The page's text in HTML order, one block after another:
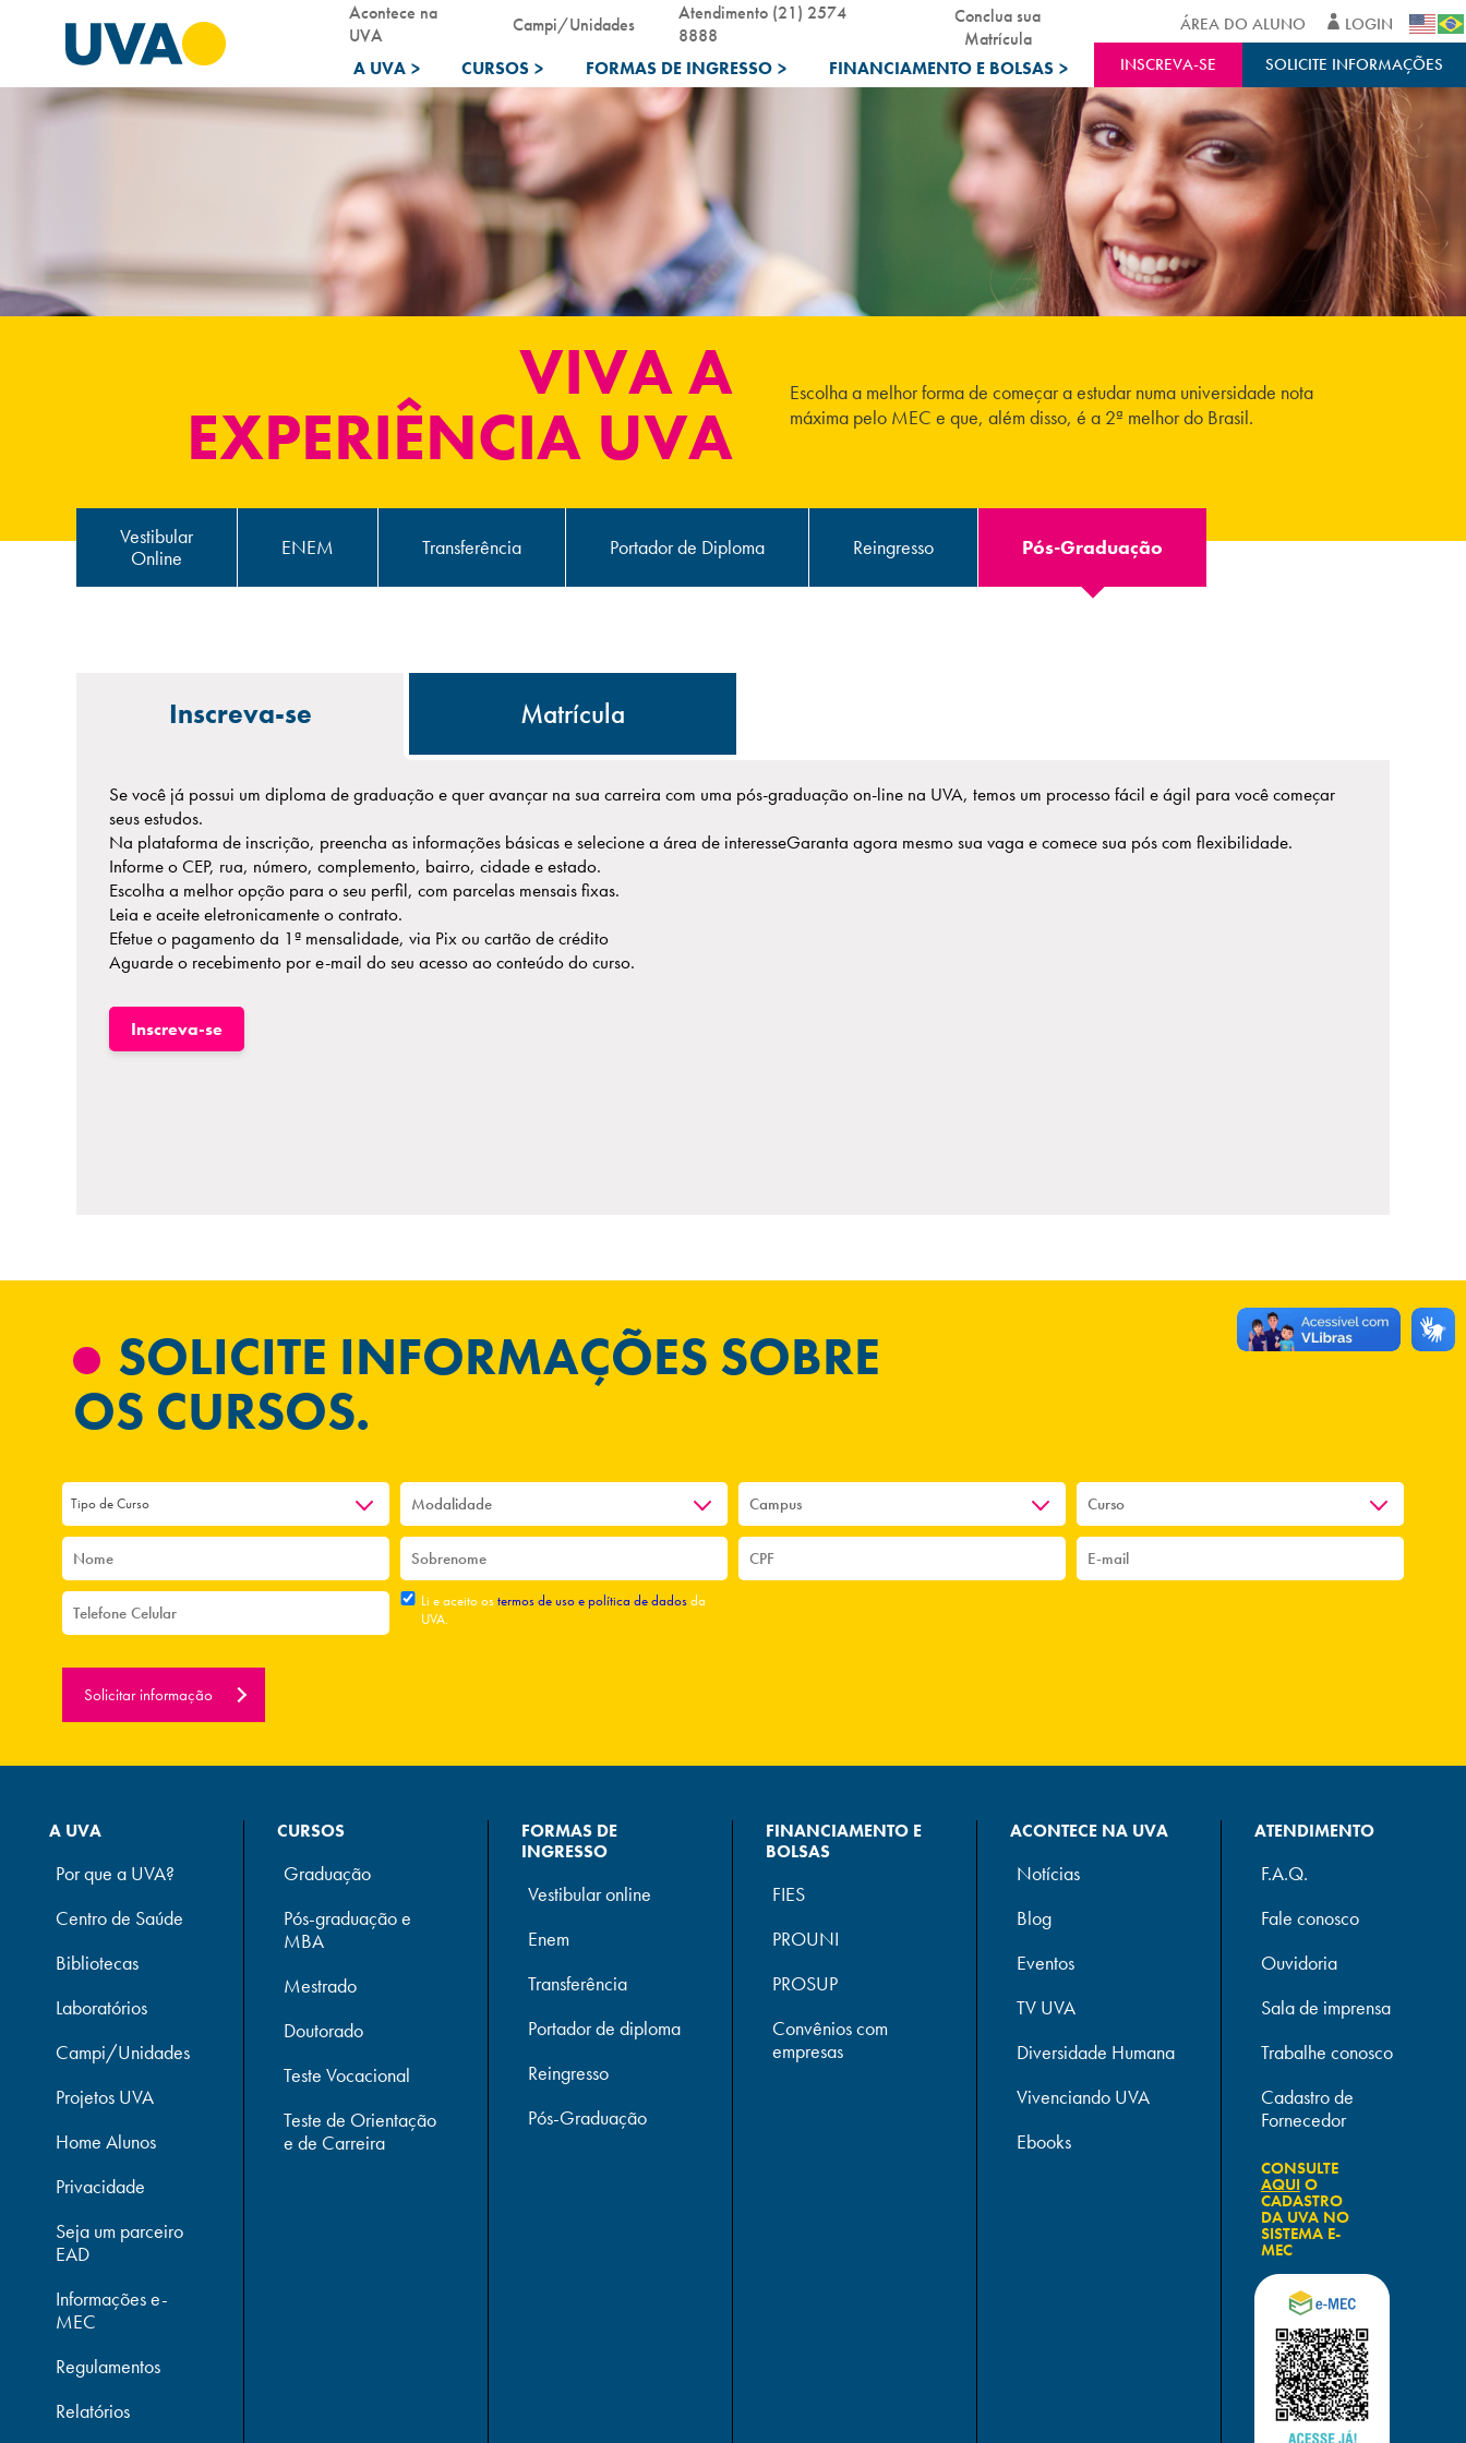
A UVA > CURSOS > FORMAS DE INGRESSO > FINANCIAMENTO E BOLSAS >
Acontece na
UVA
Campi/Unidades
Atendimento (21) 2574
8888
Conclua sua
Matrícula
INSCREVA-SE SOLICITE INFORMAÇÕES
ÁREA DO ALUNO LOGIN
VIVA A
EXPERIÊNCIA UVA
Escolha a melhor forma de começar a estudar numa universidade nota
máxima pelo MEC e que, além disso, é a 2ª melhor do Brasil.
Vestibular
Online
ENEM Transferência Portador de Diploma Reingresso Pós-Graduação
Inscreva-se Matrícula
Se você já possui um diploma de graduação e quer avançar na sua carreira com uma pós-graduação on-line na UVA, temos um processo fácil e ágil para você começar
seus estudos.
Na plataforma de inscrição, preencha as informações básicas e selecione a área de interesse
Informe o CEP, rua, número, complemento, bairro, cidade e estado.
Escolha a melhor opção para o seu perfil, com parcelas mensais fixas.
Leia e aceite eletronicamente o contrato.
Efetue o pagamento da 1ª mensalidade, via Pix ou cartão de crédito
Aguarde o recebimento por e-mail do seu acesso ao conteúdo do curso.
Garanta agora mesmo sua vaga e comece sua pós com flexibilidade.
Inscreva-se
SOLICITE INFORMAÇÕES SOBRE
OS CURSOS.
Tipo de Curso
Li e aceito ostermos de uso e política de dadosda
UVA.
Solicitar informação
A UVA
Por que a UVA?
Centro de Saúde
Bibliotecas
Laboratórios
Campi/Unidades
Projetos UVA
Home Alunos
Privacidade
Seja um parceiro
EAD
Informações e-
MEC
Regulamentos
Relatórios
CURSOS
Graduação
Pós-graduação e
MBA
Mestrado
Doutorado
Teste Vocacional
Teste de Orientação
e de Carreira
FORMAS DE
INGRESSO
Vestibular online
Enem
Transferência
Portador de diploma
Reingresso
Pós-Graduação
FINANCIAMENTO E
BOLSAS
FIES
PROUNI
PROSUP
Convênios com
empresas
ACONTECE NA UVA
Notícias
Blog
Eventos
TV UVA
Diversidade Humana
Vivenciando UVA
Ebooks
ATENDIMENTO
F.A.Q.
Fale conosco
Ouvidoria
Sala de imprensa
Trabalhe conosco
Cadastro de
Fornecedor
CONSULTE
AQUIO
CADASTRO
DA UVA NO
SISTEMA E-
MEC